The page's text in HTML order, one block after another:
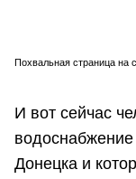
Похвальная страница на
И вот сейчас
Донецка и